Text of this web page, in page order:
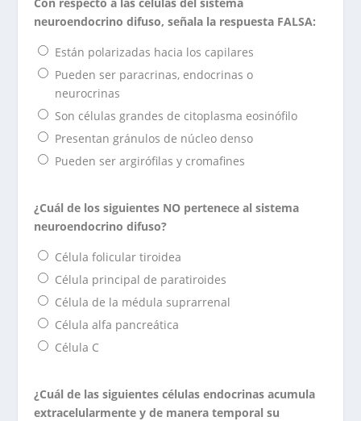
neuroendocrino difuso, señala la respuesta FALSA:
Están polarizadas hacia los capilares
Pueden ser paracrinas, endocrinas o
neurocrinas
Son células grandes de citoplasma eosinófilo
Presentan gránulos de núcleo denso
Pueden ser argirófilas y cromafines
¿Cuál de los siguientes NO pertenece al sistema
neuroendocrino difuso?
Célula folicular tiroidea
Célula principal de paratiroides
Célula de la médula suprarrenal
Célula alfa pancreática
Célula C
¿Cuál de las siguientes células endocrinas acumula
extracelularmente y de manera temporal su